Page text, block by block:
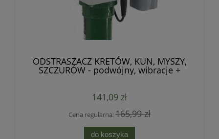
ODSTRASZACZ KRETÓW, KUN, MYSZY,
SZCZURÓW - podwójny, wibracje +
ultradźwięki
141,09 zł
Cena regularna:165,99 zł
do koszyka